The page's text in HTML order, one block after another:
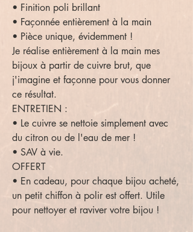
• Finition poli brillant
• Façonnée entièrement à la main
• Pièce unique, évidemment !
Je réalise entièrement à la main mes
bijoux à partir de cuivre brut, que
j'imagine et façonne pour vous donner
ce résultat.
ENTRETIEN :
• Le cuivre se nettoie simplement avec
du citron ou de l'eau de mer !
• SAV à vie.
OFFERT
• En cadeau, pour chaque bijou acheté,
un petit chiffon à polir est offert. Utile
pour nettoyer et raviver votre bijou !